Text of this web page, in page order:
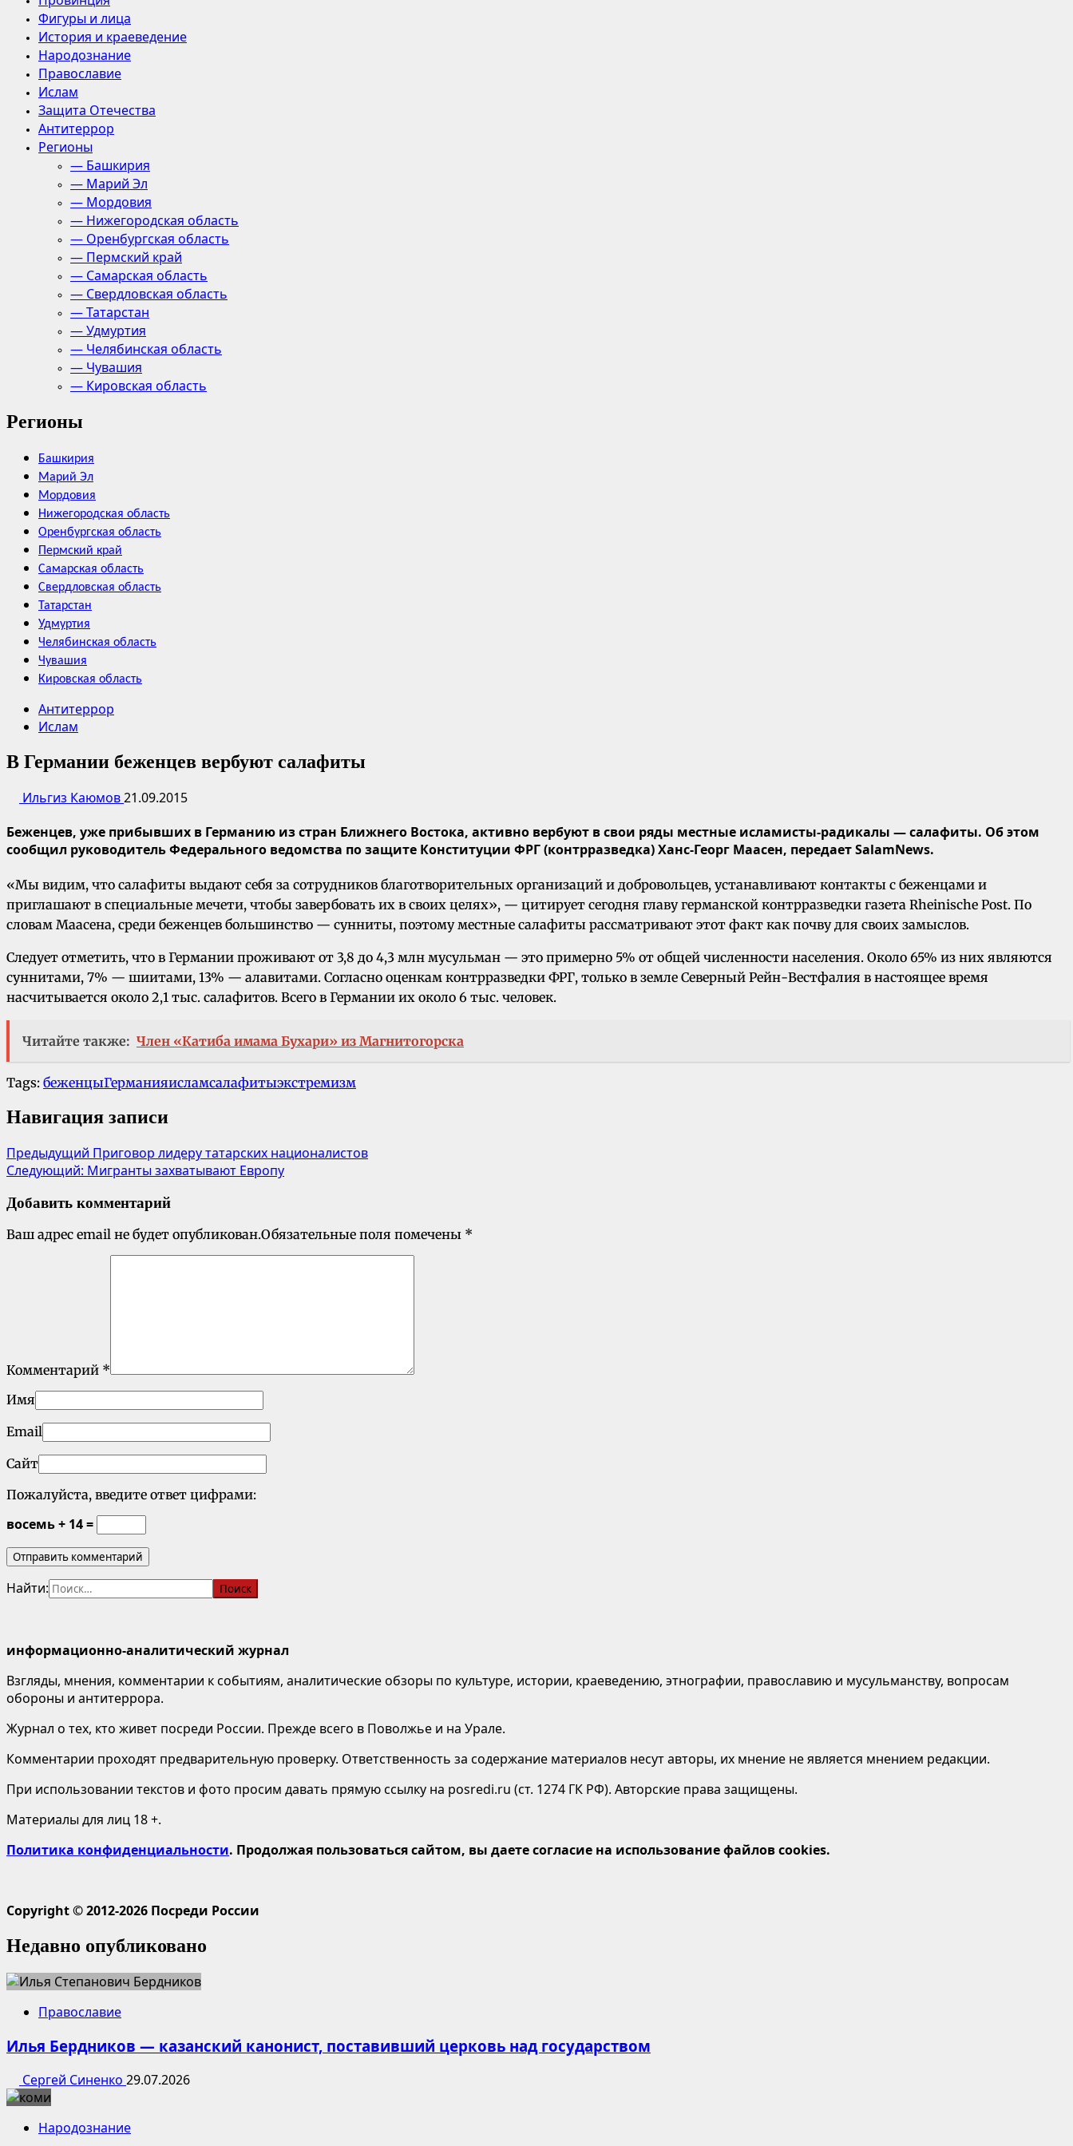
Фигуры и лица
История и краеведение
Народознание
Православие
Ислам
Защита Отечества
Антитеррор
Регионы
— Башкирия
— Марий Эл
— Мордовия
— Нижегородская область
— Оренбургская область
— Пермский край
— Самарская область
— Свердловская область
— Татарстан
— Удмуртия
— Челябинская область
— Чувашия
— Кировская область
Регионы
Башкирия
Марий Эл
Мордовия
Нижегородская область
Оренбургская область
Пермский край
Самарская область
Свердловская область
Татарстан
Удмуртия
Челябинская область
Чувашия
Кировская область
Антитеррор
Ислам
В Германии беженцев вербуют салафиты
Ильгиз Каюмов21.09.2015
Беженцев, уже прибывших в Германию из стран Ближнего Востока, активно вербуют в свои ряды местные исламисты-радикалы — салафиты. Об этом
сообщил руководитель Федерального ведомства по защите Конституции ФРГ (контрразведка) Ханс-Георг Маасен, передает SalamNews.
«Мы видим, что салафиты выдают себя за сотрудников благотворительных организаций и добровольцев, устанавливают контакты с беженцами и
приглашают в специальные мечети, чтобы завербовать их в своих целях», — цитирует сегодня главу германской контрразведки газета Rheinische Post. По
словам Маасена, среди беженцев большинство — сунниты, поэтому местные салафиты рассматривают этот факт как почву для своих замыслов.
Следует отметить, что в Германии проживают от 3,8 до 4,3 млн мусульман — это примерно 5% от общей численности населения. Около 65% из них являются
суннитами, 7% — шиитами, 13% — алавитами. Согласно оценкам контрразведки ФРГ, только в земле Северный Рейн-Вестфалия в настоящее время
насчитывается около 2,1 тыс. салафитов. Всего в Германии их около 6 тыс. человек.
Читайте также: Член «Катиба имама Бухари» из Магнитогорска
Tags: беженцыГерманияисламсалафитыэкстремизм
Навигация записи
Предыдущий Приговор лидеру татарских националистов
Следующий: Мигранты захватывают Европу
Добавить комментарий
Ваш адрес email не будет опубликован.Обязательные поля помечены *
Комментарий *
Имя
Email
Сайт
Пожалуйста, введите ответ цифрами:
восемь + 14 =
Найти:
информационно-аналитический журнал
Взгляды, мнения, комментарии к событиям, аналитические обзоры по культуре, истории, краеведению, этнографии, православию и мусульманству, вопросам
обороны и антитеррора.
Журнал о тех, кто живет посреди России. Прежде всего в Поволжье и на Урале.
Комментарии проходят предварительную проверку. Ответственность за содержание материалов несут авторы, их мнение не является мнением редакции.
При использовании текстов и фото просим давать прямую ссылку на posredi.ru (ст. 1274 ГК РФ). Авторские права защищены.
Материалы для лиц 18 +.
Политика конфиденциальности. Продолжая пользоваться сайтом, вы даете согласие на использование файлов cookies.
Copyright © 2012-2026 Посреди России
Недавно опубликовано
Православие
Илья Бердников — казанский канонист, поставивший церковь над государством
Сергей Синенко 29.07.2026
Народознание